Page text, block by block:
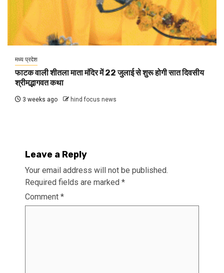
मध्य प्रदेश
फाटक वाली शीतला माता मंदिर में 22 जुलाई से शुरू होगी सात दिवसीय
श्रीमद्भागवत कथा
3 weeks ago hind focus news
Leave a Reply
Your email address will not be published.
Required fields are marked *
Comment *